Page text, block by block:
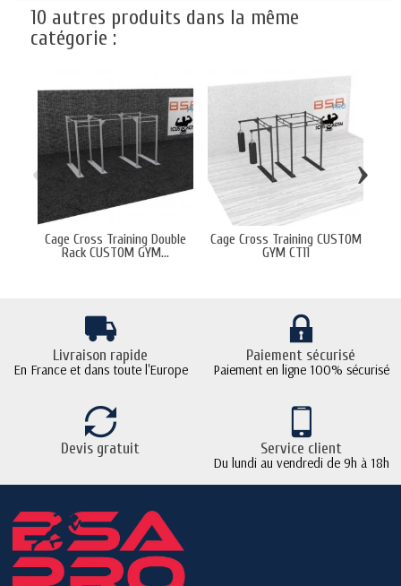
10 autres produits dans la même
catégorie :
Cage Cross Training Double
Rack CUSTOM GYM...
Cage Cross Training CUSTOM
GYM CT11
‹ ›
Livraison rapide
En France et dans toute l'Europe
Paiement sécurisé
Paiement en ligne 100% sécurisé
Devis gratuit Service client
Du lundi au vendredi de 9h à 18h